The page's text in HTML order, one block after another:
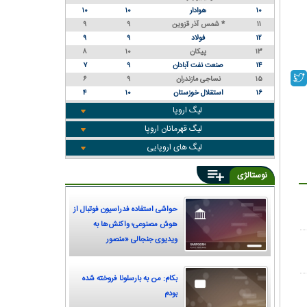
۱۰
هوادار ۱۰
۱۰
۱۱
شمس آذر قزوین * ۹
۹
۱۲
فولاد ۹
۹
۱۳
پیکان ۱۰
۸
۱۴
صنعت نفت آبادان ۹
۷
۱۵
نساجی مازندران ۹
۶
۱۶
استقلال خوزستان ۱۰ ۴
لیگ اروپا
لیگ قهرمانان اروپا
لیگ های اروپایی
نوستالژی
حواشی استفاده فدراسیون فوتبال از
هوش مصنوعی؛ واکنش‌ها به
ویدیوی جنجالی «منصور
پورحیدری»
بکام: من به بارسلونا فروخته شده
بودم